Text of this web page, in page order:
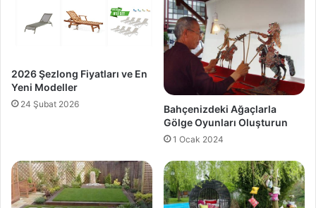
2026 Şezlong Fiyatları ve En
Yeni Modeller
24 Şubat 2026
Bahçenizdeki Ağaçlarla
Gölge Oyunları Oluşturun
1 Ocak 2024